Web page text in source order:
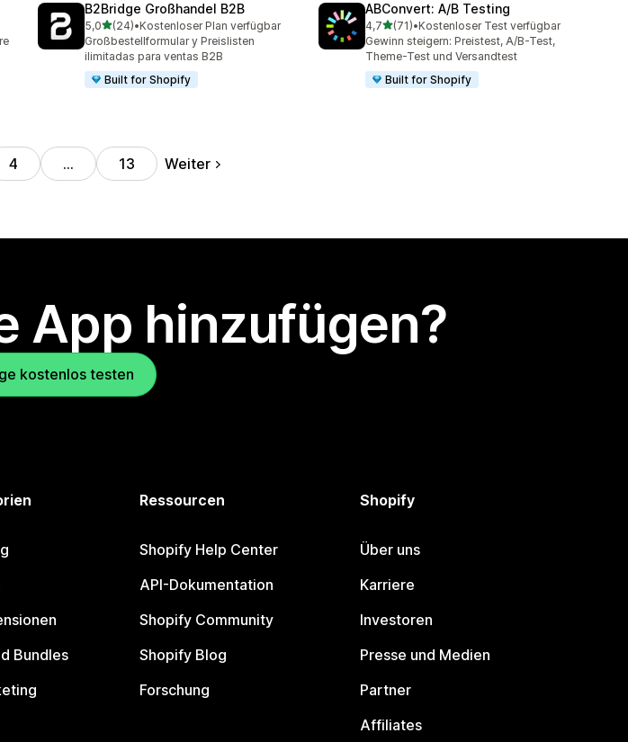
B2Bridge Großhandel B2B
5,0von 5 Sternen
(24)
24 Rezensionen insgesamt
•Kostenloser Plan verfügbar
Großbestellformular y Preislisten
ilimitadas para ventas B2B
Built for Shopify
ABConvert: A/B Testing
4,7von 5 Sternen
(71)
71 Rezensionen insgesamt
•Kostenloser Test verfügbar
Gewinn steigern: Preistest, A/B-Test,
Theme-Test und Versandtest
Built for Shopify
4 … 13 Weiter
App hinzufügen?
kostenlos testen
Bundles
Ressourcen
Shopify Help Center
API-Dokumentation
Shopify Community
Shopify Blog
Forschung
Shopify
Über uns
Karriere
Investoren
Presse und Medien
Partner
Affiliates